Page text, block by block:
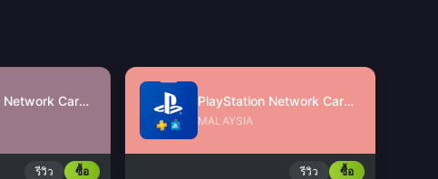
PlayStation Network Card (SG)
รีวิว ซื้อ
PlayStation Network Card (MY)
MALAYSIA
รีวิว ซื้อ